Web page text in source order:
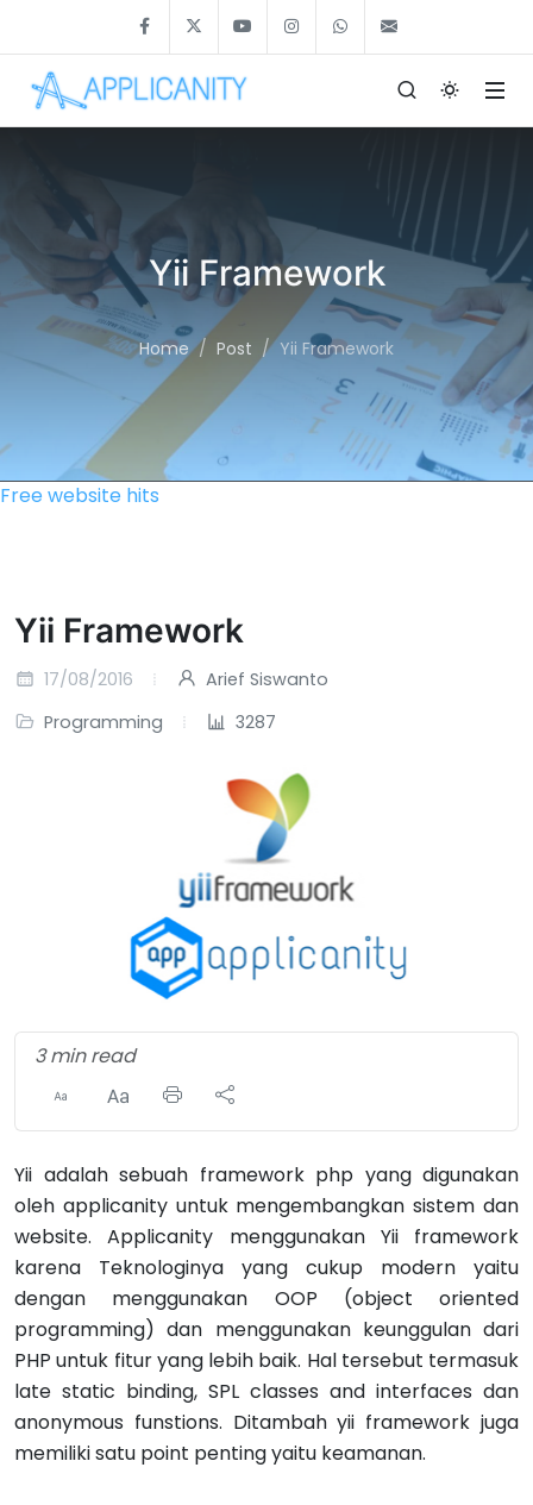
Yii Framework
Home Post Yii Framework
Free website hits
Yii Framework
17/08/2016
Arief Siswanto
Programming
3287
3 min read
Yii adalah sebuah framework php yang digunakan
oleh applicanity untuk mengembangkan sistem dan
website. Applicanity menggunakan Yii framework
karena Teknologinya yang cukup modern yaitu
dengan menggunakan OOP (object oriented
programming) dan menggunakan keunggulan dari
PHP untuk fitur yang lebih baik. Hal tersebut termasuk
late static binding, SPL classes and interfaces dan
anonymous funstions. Ditambah yii framework juga
memiliki satu point penting yaitu keamanan.